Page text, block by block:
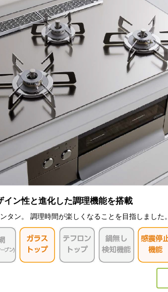
イン性と進化した調理機能を搭載
タン。 調理時間が楽しくなることを目指しました。